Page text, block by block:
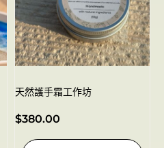
天然護手霜工作坊
$380.00